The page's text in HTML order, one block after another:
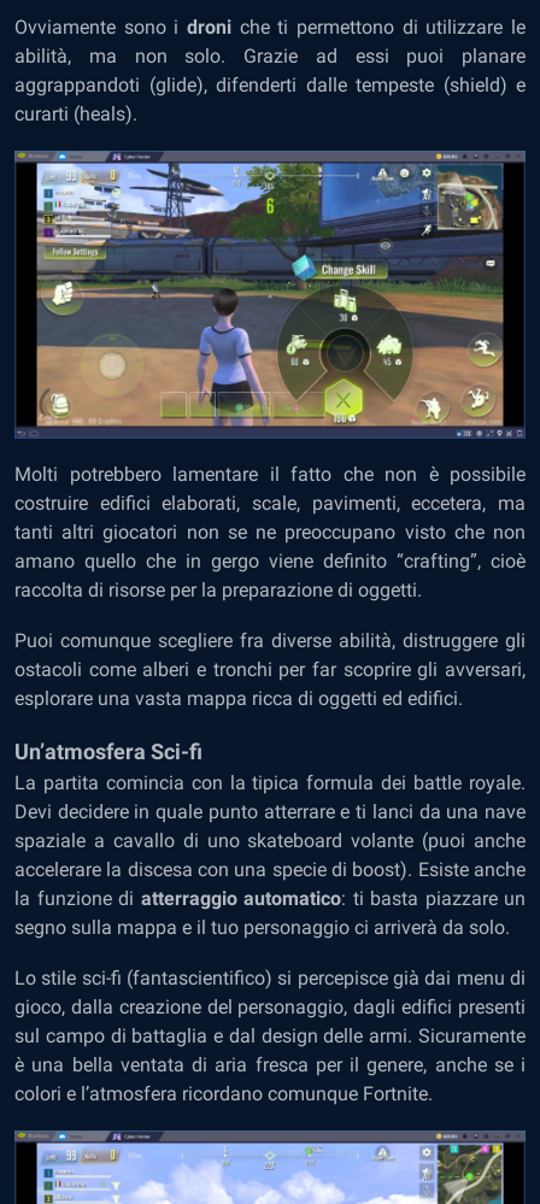
Ovviamente sono i droni che ti permettono di utilizzare le
abilità, ma non solo. Grazie ad essi puoi planare
aggrappandoti (glide), difenderti dalle tempeste (shield) e
curarti (heals).
Molti potrebbero lamentare il fatto che non è possibile
costruire edifici elaborati, scale, pavimenti, eccetera, ma
tanti altri giocatori non se ne preoccupano visto che non
amano quello che in gergo viene definito “crafting”, cioè
raccolta di risorse per la preparazione di oggetti.
Puoi comunque scegliere fra diverse abilità, distruggere gli
ostacoli come alberi e tronchi per far scoprire gli avversari,
esplorare una vasta mappa ricca di oggetti ed edifici.
Un’atmosfera Sci-fi
La partita comincia con la tipica formula dei battle royale.
Devi decidere in quale punto atterrare e ti lanci da una nave
spaziale a cavallo di uno skateboard volante (puoi anche
accelerare la discesa con una specie di boost). Esiste anche
la funzione di atterraggio automatico: ti basta piazzare un
segno sulla mappa e il tuo personaggio ci arriverà da solo.
Lo stile sci-fi (fantascientifico) si percepisce già dai menu di
gioco, dalla creazione del personaggio, dagli edifici presenti
sul campo di battaglia e dal design delle armi. Sicuramente
è una bella ventata di aria fresca per il genere, anche se i
colori e l’atmosfera ricordano comunque Fortnite.